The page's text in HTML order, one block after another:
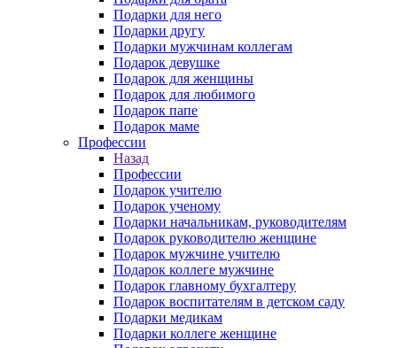
Подарки для него
Подарки другу
Подарки мужчинам коллегам
Подарок девушке
Подарок для женщины
Подарок для любимого
Подарок папе
Подарок маме
Профессии
Назад
Профессии
Подарок учителю
Подарок ученому
Подарки начальникам, руководителям
Подарок руководителю женщине
Подарок мужчине учителю
Подарок коллеге мужчине
Подарок главному бухгалтеру
Подарок воспитателям в детском саду
Подарки медикам
Подарки коллеге женщине